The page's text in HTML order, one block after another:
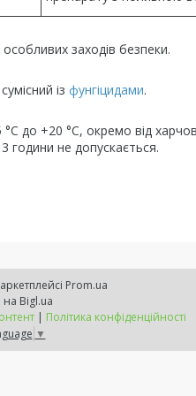
заходів безпеки.
із фунгіцидами.
до +20 °C, окремо від
години не допускається.
Prom.ua
Bigl.ua
| Політика конфіденційності
▼